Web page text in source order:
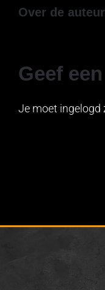
Over de
Geef
Je moet ingelogd